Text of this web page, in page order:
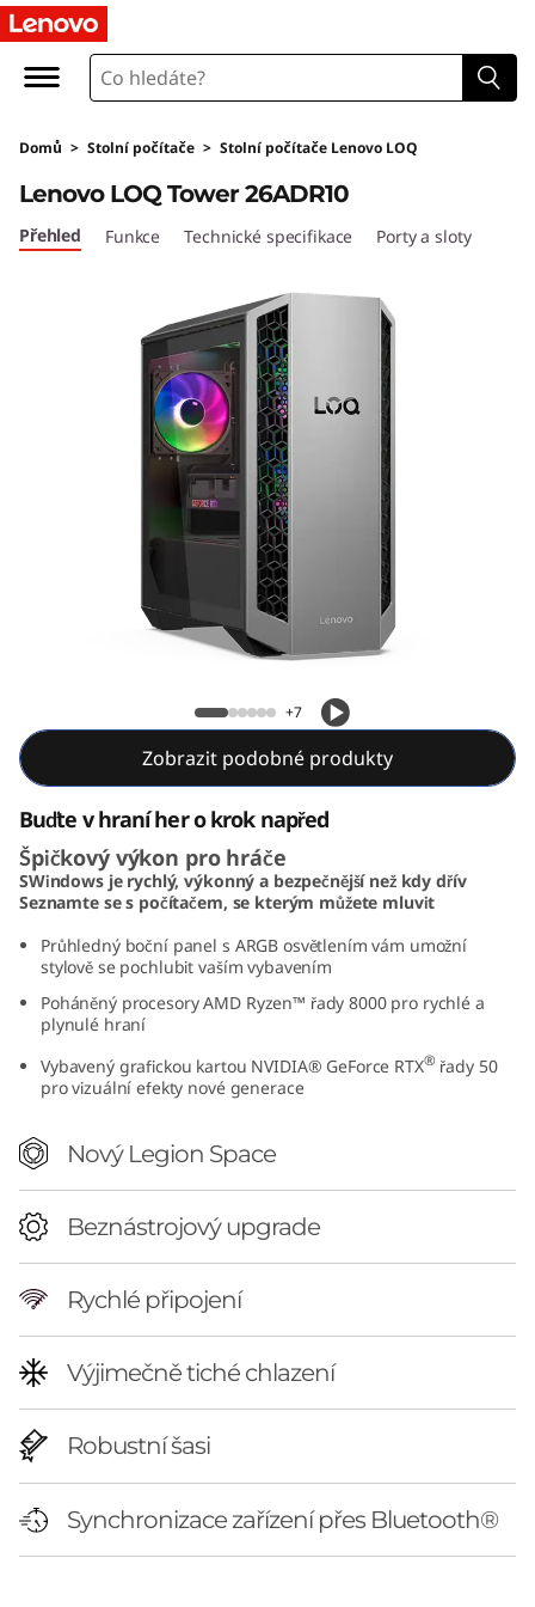
L
n
o
v
2
A
D
R
1
0
A
M
D
Domů > Stolní počítače > Stolní počítače Lenovo LOQ
Lenovo LOQ Tower 26ADR10
Lenovo LOQ Tower 26ADR10
Přehled Funkce Technické specifikace Porty a sloty
+7
Zobrazit podobné produkty
Buďte v hraní her o krok napřed
Špičkový výkon pro hráče
SWindows je rychlý, výkonný a bezpečnější než kdy dřív
Seznamte se s počítačem, se kterým můžete mluvit
Průhledný boční panel s ARGB osvětlením vám umožní
stylově se pochlubit vaším vybavením
Poháněný procesory AMD Ryzen™ řady 8000 pro rychlé a
plynulé hraní
Vybavený grafickou kartou NVIDIA® GeForce RTX® řady 50
pro vizuální efekty nové generace
Nový Legion Space
Beznástrojový upgrade
Rychlé připojení
Výjimečně tiché chlazení
Robustní šasi
Synchronizace zařízení přes Bluetooth®